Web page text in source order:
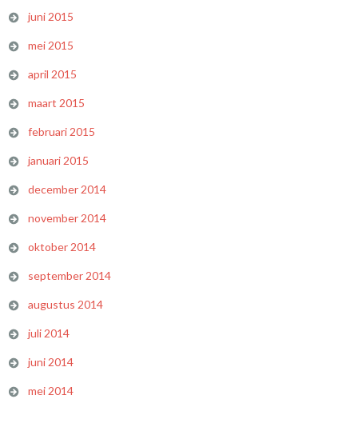
juni 2015
mei 2015
april 2015
maart 2015
februari 2015
januari 2015
december 2014
november 2014
oktober 2014
september 2014
augustus 2014
juli 2014
juni 2014
mei 2014